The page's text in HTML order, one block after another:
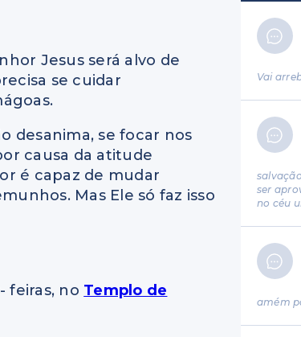
Jesus será alvo de
se cuidar
desanima, se focar nos
causa da atitude
é capaz de mudar
Mas Ele só faz isso
feiras, no Templo de
Vai
ser
no céu
amém